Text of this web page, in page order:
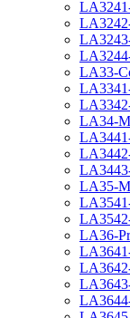
LA33-
LA34-
LA35-
LA36-